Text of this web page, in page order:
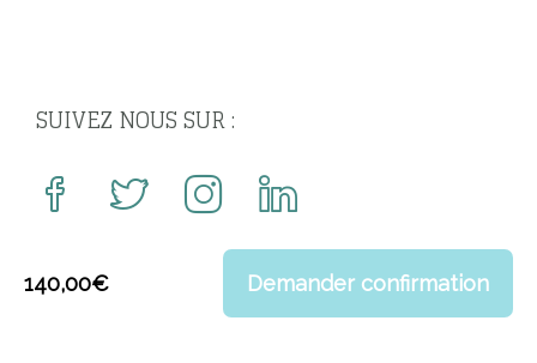
SUIVEZ NOUS SUR :
140,00€ Demander confirmation